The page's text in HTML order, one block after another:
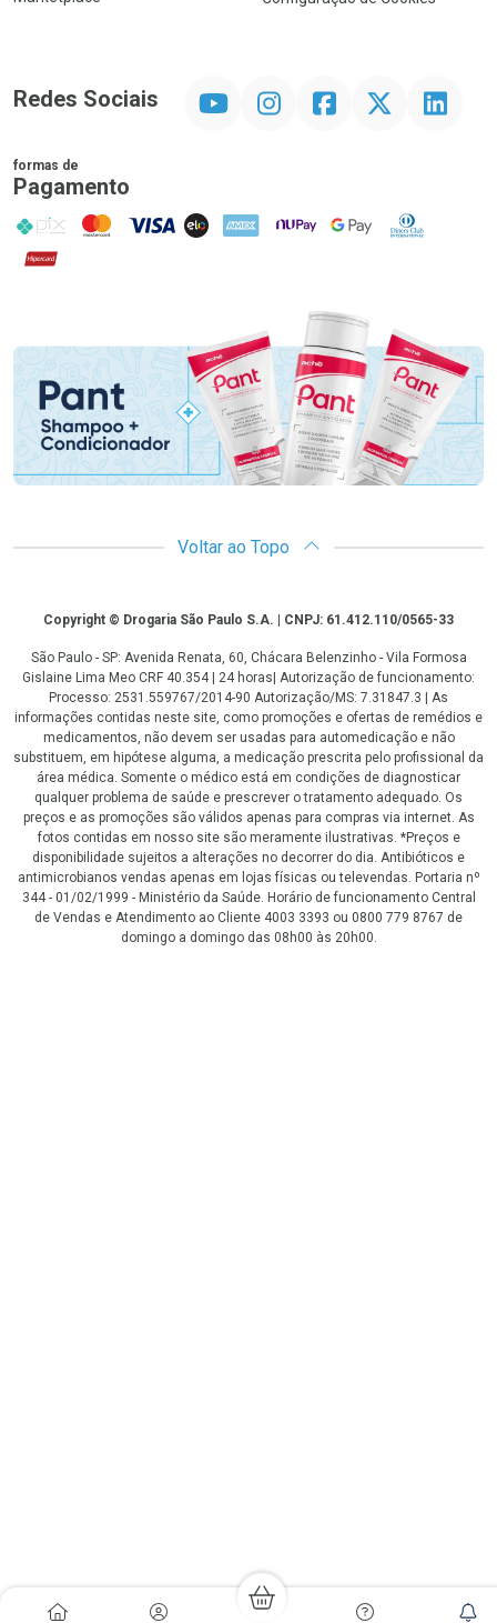
Redes Sociais InstagramFacebookTwitter Linkedin
formas de
Pagamento
PIX MasterCard
VISA ELO AMEX NuPay Google PayDiners Club
Hipercard
Promoção em Destaque
Voltar ao Topo
CopyrightCopyright © Drogaria São Paulo S.A. | CNPJ: 61.412.110/0565-33
São Paulo - SP: Avenida Renata, 60, Chácara Belenzinho - Vila Formosa
Gislaine Lima Meo CRF 40.354 | 24 horas| Autorização de funcionamento:
Processo: 2531.559767/2014-90 Autorização/MS: 7.31847.3 | As
informações contidas neste site, como promoções e ofertas de remédios e
medicamentos, não devem ser usadas para automedicação e não
substituem, em hipótese alguma, a medicação prescrita pelo profissional da
área médica. Somente o médico está em condições de diagnosticar
qualquer problema de saúde e prescrever o tratamento adequado. Os
preços e as promoções são válidos apenas para compras via internet. As
fotos contidas em nosso site são meramente ilustrativas. *Preços e
disponibilidade sujeitos a alterações no decorrer do dia. Antibióticos e
antimicrobianos vendas apenas em lojas físicas ou televendas. Portaria nº
344 - 01/02/1999 - Ministério da Saúde. Horário de funcionamento Central
de Vendas e Atendimento ao Cliente 4003 3393 ou 0800 779 8767 de
domingo a domingo das 08h00 às 20h00.